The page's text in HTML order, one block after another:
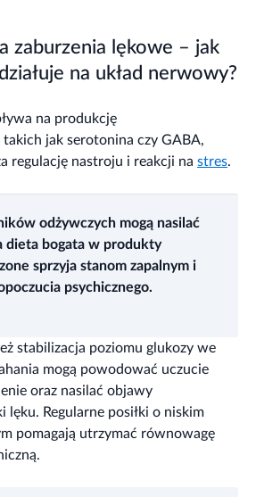
zaburzenia lękowe – jak
na układ nerwowy?
na produkcję
jak serotonina czy GABA,
regulację nastroju i reakcji na stres.
odżywczych mogą nasilać
dieta bogata w produkty
sprzyja stanom zapalnym i
psychicznego.
stabilizacja poziomu glukozy we
mogą powodować uczucie
oraz nasilać objawy
lęku. Regularne posiłki o niskim
pomagają utrzymać równowagę